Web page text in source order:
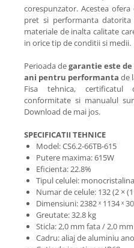
corespunzator. Acestea
pret si performanta datorita
materiale de inalta calitate
in orice tip de conditii si medii.
Perioada degarantie este de
ani pentru performanta de
Fisa tehnica, certificatul
conformitate si manualul
Download de mai jos.
SPECIFICATII TEHNICE
Model:CS6.2-66TB-615
Putere maxima: 615W
Eficienta: 22.8%
Tipul celulei:
Numar de celule: 132 (2 ×
Dimensiuni: 2382 ˣ 1134 ˣ
Greutate: 32.8 kg
Sticla: 2,0 mm fata / 2,0
Cadru: aliaj de aluminiu